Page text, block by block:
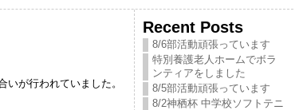
が行われていました。
Recent Posts
8/6部活動頑張っています
特別養護老人ホームでボラ
ンティアをしました
8/5部活動頑張っています
8/2神栖杯 中学校ソフトテニ